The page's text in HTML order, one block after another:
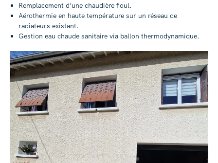
Remplacement d’une chaudière fioul.
Aérothermie en haute température sur un réseau de
radiateurs existant.
Gestion eau chaude sanitaire via ballon thermodynamique.